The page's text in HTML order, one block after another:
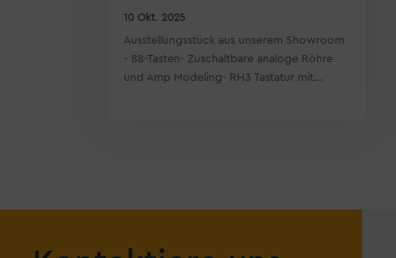
10 Okt. 2025
Ausstellungsstück aus unserem Showroom
- 88-Tasten- Zuschaltbare analoge Röhre
und Amp Modeling- RH3 Tastatur mit...